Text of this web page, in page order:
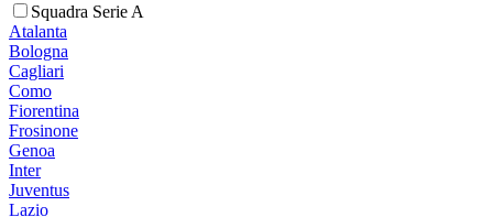
Squadra Serie A
Atalanta
Bologna
Cagliari
Como
Fiorentina
Frosinone
Genoa
Inter
Juventus
Lazio